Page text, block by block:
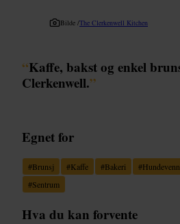
Bilde /The Clerkenwell Kitchen
“Kaffe, bakst og enkel
Clerkenwell.”
Egnet for
#Brunsj #Kaffe #Bakeri #
#Sentrum
Hva du kan forvente